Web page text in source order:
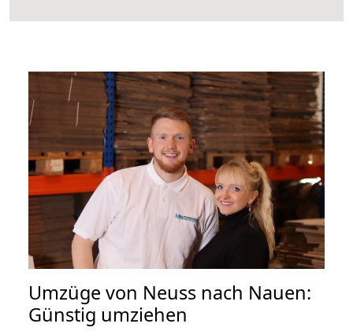
Umzüge von Neuss nach Nauen:
Günstig umziehen